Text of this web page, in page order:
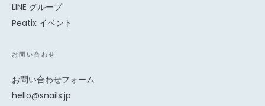
LINE グループ
Peatix イベント
お問い合わせ
お問い合わせフォーム
hello@snails.jp